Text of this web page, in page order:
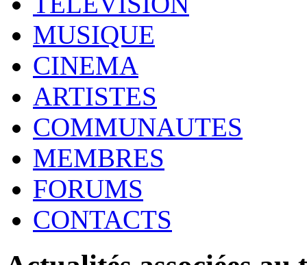
MUSIQUE
CINEMA
ARTISTES
COMMUNAUTES
MEMBRES
FORUMS
CONTACTS